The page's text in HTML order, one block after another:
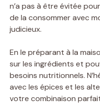
n’a pas à être évitée
de la consommer avec
judicieux.
En le préparant à la
sur les ingrédients et
besoins nutritionnels.
avec les épices et les
votre combinaison